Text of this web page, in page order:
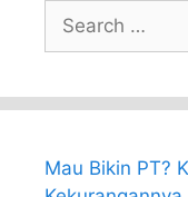
Search
for:
Mau Bikin PT?